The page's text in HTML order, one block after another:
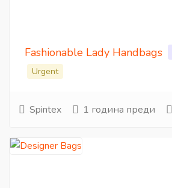
Fashionable Lady Handbags
Urgent
Spintex 1 година преди